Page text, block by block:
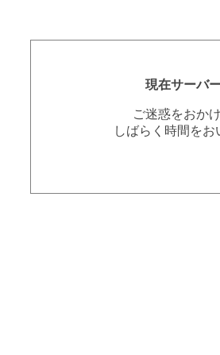
現在サーバ
ご迷惑をおか
しばらく時間を